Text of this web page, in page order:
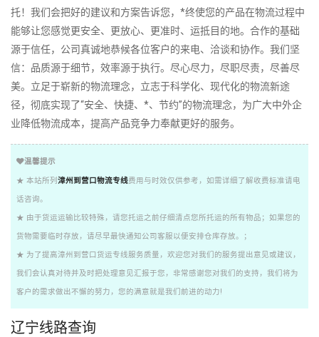
托！我们会把好的建议和方案告诉您，*终使您的产品在物流过程中
能够让您感觉更安全、更放心、更准时、运抵目的地。合作的基础
源于信任，公司真诚地恭候各位客户的来电、洽谈和协作。我们坚
信：品质源于细节，效率源于执行。尽心尽力，尽职尽责，尽善尽
美。立足于崭新的物流理念，立志于科学化、现代化的物流新途
径，彻底实现了“安全、快捷、*、节约”的物流理念，为广大中外企
业降低物流成本，提高产品竞争力奉献更好的服务。
温馨提示
★ 本站所列 漳州到营口物流专线费用与时效仅供参考，如需详细了解收费标准请电
话咨询。
★ 由于货运运输比较特殊，请您托运之前仔细清点您所托运的所有物品；如果您的
货物需要临时存放，请尽早最快通知公司客服以便安排仓库存放。；
★ 为了提高漳州到营口货运专线服务质量，欢迎您对我们的服务提出意见或建议，
我们会认真对待并及时把处理意见汇报于您，非常感谢您对我们的支持，我们将为
客户的需求做出不懈的努力，您的满意就是我们前进的动力!
辽宁线路查询